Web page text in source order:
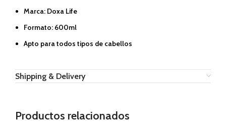
Marca: Doxa Life
Formato: 600ml
Apto para todos tipos de cabellos
Shipping & Delivery
Productos relacionados